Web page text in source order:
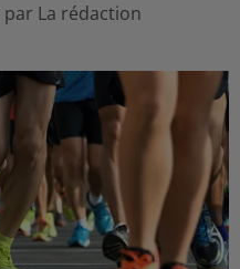
par La rédaction